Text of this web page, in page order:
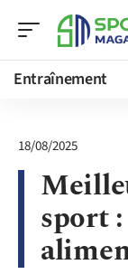
Entraînement
18/08/2025
sport